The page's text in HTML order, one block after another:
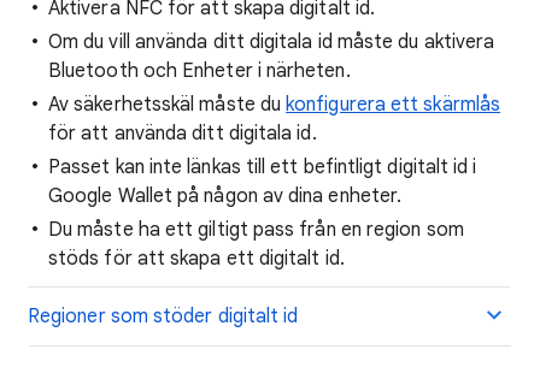
Aktivera NFC för att skapa digitalt id.
Om du vill använda ditt digitala id måste du aktivera
Bluetooth och Enheter i närheten.
Av säkerhetsskäl måste dukonfigurera ett skärmlås
för att använda ditt digitala id.
Passet kan inte länkas till ett befintligt digitalt id i
Google Wallet på någon av dina enheter.
Du måste ha ett giltigt pass från en region som
stöds för att skapa ett digitalt id.
Regioner som stöder digitalt id